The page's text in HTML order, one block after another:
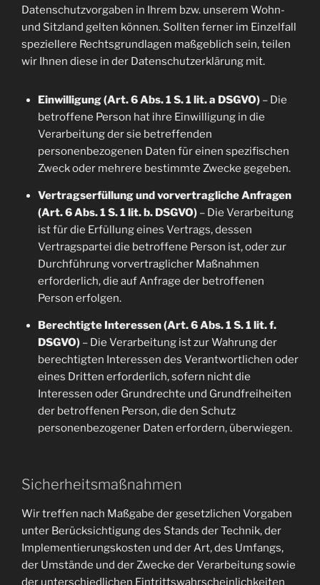
Datenschutzvorgaben in Ihrem bzw. unserem Wohn-
und Sitzland gelten können. Sollten ferner im Einzelfall
speziellere Rechtsgrundlagen maßgeblich sein, teilen
wir Ihnen diese in der Datenschutzerklärung mit.
Einwilligung (Art. 6 Abs. 1 S. 1 lit. a DSGVO)– Die
betroffene Person hat ihre Einwilligung in die
Verarbeitung der sie betreffenden
personenbezogenen Daten für einen spezifischen
Zweck oder mehrere bestimmte Zwecke gegeben.
Vertragserfüllung und vorvertragliche Anfragen
(Art. 6 Abs. 1 S. 1 lit. b. DSGVO)– Die Verarbeitung
ist für die Erfüllung eines Vertrags, dessen
Vertragspartei die betroffene Person ist, oder zur
Durchführung vorvertraglicher Maßnahmen
erforderlich, die auf Anfrage der betroffenen
Person erfolgen.
Berechtigte Interessen (Art. 6 Abs. 1 S. 1 lit. f.
DSGVO)– Die Verarbeitung ist zur Wahrung der
berechtigten Interessen des Verantwortlichen oder
eines Dritten erforderlich, sofern nicht die
Interessen oder Grundrechte und Grundfreiheiten
der betroffenen Person, die den Schutz
personenbezogener Daten erfordern, überwiegen.
Sicherheitsmaßnahmen
Wir treffen nach Maßgabe der gesetzlichen Vorgaben
unter Berücksichtigung des Stands der Technik, der
Implementierungskosten und der Art, des Umfangs,
der Umstände und der Zwecke der Verarbeitung sowie
der unterschiedlichen Eintrittswahrscheinlichkeiten